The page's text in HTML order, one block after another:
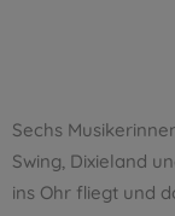
Sechs
Swing, Dixieland
ins Ohr fliegt und